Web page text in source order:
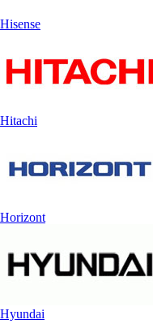
Hisense
Hitachi
Horizont
Hyundai